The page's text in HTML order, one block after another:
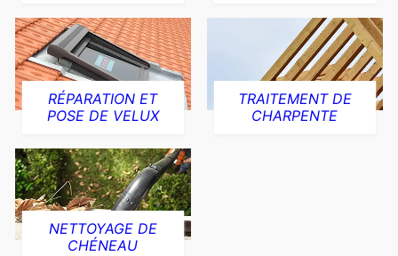
RÉPARATION ET
POSE DE VELUX
TRAITEMENT DE
CHARPENTE
NETTOYAGE DE
CHÉNEAU